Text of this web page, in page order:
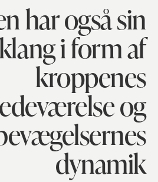
har også sin
i form af
kroppenes
og
dynamik